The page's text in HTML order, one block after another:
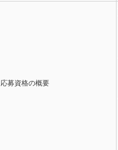
応募資格の概要